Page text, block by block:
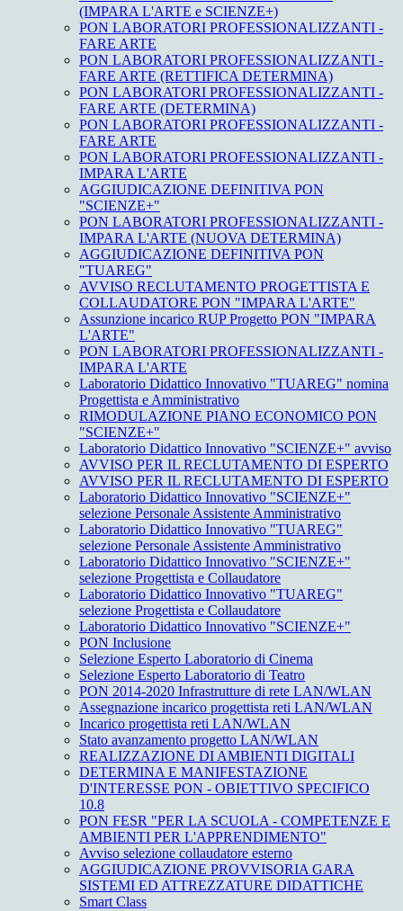
(IMPARA L'ARTE e SCIENZE+)
PON LABORATORI PROFESSIONALIZZANTI -
FARE ARTE
PON LABORATORI PROFESSIONALIZZANTI -
FARE ARTE (RETTIFICA DETERMINA)
PON LABORATORI PROFESSIONALIZZANTI -
FARE ARTE (DETERMINA)
PON LABORATORI PROFESSIONALIZZANTI -
FARE ARTE
PON LABORATORI PROFESSIONALIZZANTI -
IMPARA L'ARTE
AGGIUDICAZIONE DEFINITIVA PON
"SCIENZE+"
PON LABORATORI PROFESSIONALIZZANTI -
IMPARA L'ARTE (NUOVA DETERMINA)
AGGIUDICAZIONE DEFINITIVA PON
"TUAREG"
AVVISO RECLUTAMENTO PROGETTISTA E
COLLAUDATORE PON "IMPARA L'ARTE"
Assunzione incarico RUP Progetto PON "IMPARA
L'ARTE"
PON LABORATORI PROFESSIONALIZZANTI -
IMPARA L'ARTE
Laboratorio Didattico Innovativo "TUAREG" nomina
Progettista e Amministrativo
RIMODULAZIONE PIANO ECONOMICO PON
"SCIENZE+"
Laboratorio Didattico Innovativo "SCIENZE+" avviso
AVVISO PER IL RECLUTAMENTO DI ESPERTO
AVVISO PER IL RECLUTAMENTO DI ESPERTO
Laboratorio Didattico Innovativo "SCIENZE+"
selezione Personale Assistente Amministrativo
Laboratorio Didattico Innovativo "TUAREG"
selezione Personale Assistente Amministrativo
Laboratorio Didattico Innovativo "SCIENZE+"
selezione Progettista e Collaudatore
Laboratorio Didattico Innovativo "TUAREG"
selezione Progettista e Collaudatore
Laboratorio Didattico Innovativo "SCIENZE+"
PON Inclusione
Selezione Esperto Laboratorio di Cinema
Selezione Esperto Laboratorio di Teatro
PON 2014-2020 Infrastrutture di rete LAN/WLAN
Assegnazione incarico progettista reti LAN/WLAN
Incarico progettista reti LAN/WLAN
Stato avanzamento progetto LAN/WLAN
REALIZZAZIONE DI AMBIENTI DIGITALI
DETERMINA E MANIFESTAZIONE
D'INTERESSE PON - OBIETTIVO SPECIFICO
10.8
PON FESR "PER LA SCUOLA - COMPETENZE E
AMBIENTI PER L'APPRENDIMENTO"
Avviso selezione collaudatore esterno
AGGIUDICAZIONE PROVVISORIA GARA
SISTEMI ED ATTREZZATURE DIDATTICHE
Smart Class